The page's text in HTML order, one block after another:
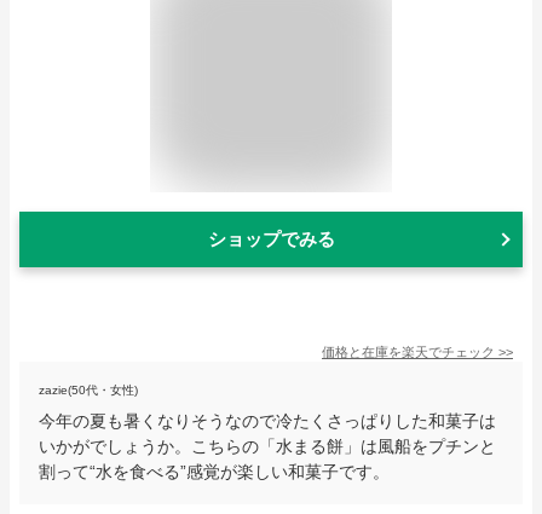
ショップでみる
価格と在庫を楽天でチェック >>
zazie(50代・女性)
今年の夏も暑くなりそうなので冷たくさっぱりした和菓子は
いかがでしょうか。こちらの「水まる餅」は風船をプチンと
割って“水を食べる”感覚が楽しい和菓子です。